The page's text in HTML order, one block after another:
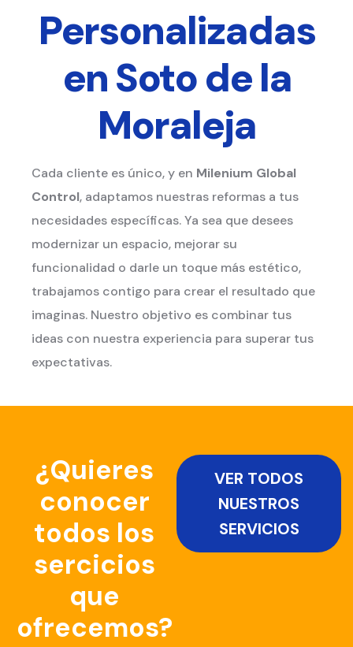
Personalizadas
en Soto de la
Moraleja
Cada cliente es único, y en Milenium Global
Control, adaptamos nuestras reformas a tus
necesidades específicas. Ya sea que desees
modernizar un espacio, mejorar su
funcionalidad o darle un toque más estético,
trabajamos contigo para crear el resultado que
imaginas. Nuestro objetivo es combinar tus
ideas con nuestra experiencia para superar tus
expectativas.
¿Quieres
conocer
todos los
sercicios
que
ofrecemos?
VER TODOS
NUESTROS
SERVICIOS